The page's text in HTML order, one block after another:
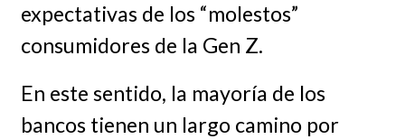
expectativas de los “molestos”
consumidores de la Gen Z.
En este sentido, la mayoría de los
bancos tienen un largo camino por